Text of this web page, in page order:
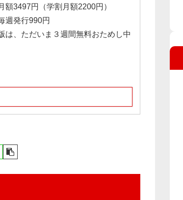
額3497円（学割月額2200円）
週発行990円
は、ただいま３週間無料おためし中